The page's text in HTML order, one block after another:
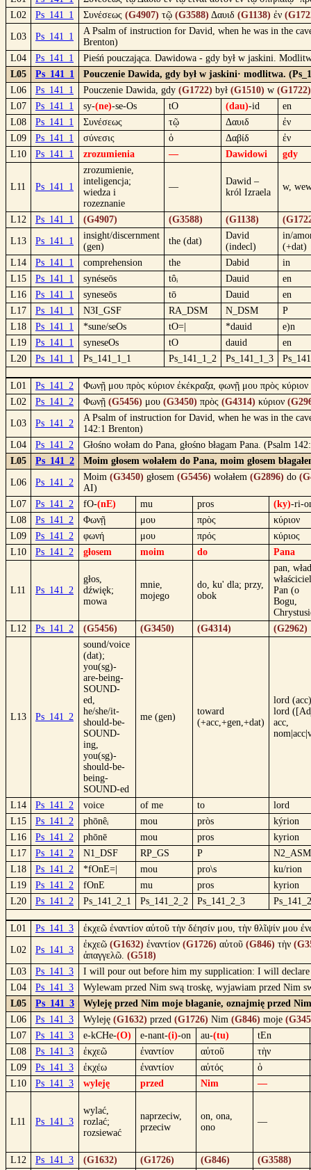
L02
Ps_141_1 Συνέσεως (G4907) τῷ (G3588) Δαυιδ (G1138) ἐν
L03 Ps_141_1
A Psalm of instruction for David, when he was in the
Brenton)
L04
Ps_141_1
Pieśń pouczająca. Dawidowa - gdy był w jaskini.
L05
Ps_141_1
Pouczenie Dawida, gdy był w jaskini· modlitwa.
L06
Ps_141_1 Pouczenie Dawida, gdy (G1722) był (G1510) w (G1722)
L07
Ps_141_1 sy-(ne)-se-Os tO (dau)-id
en
L08
Ps_141_1 Συνέσεως τῷ Δαυιδ
ἐν
L09
Ps_141_1 σύνεσις ὁ Δαβίδ
ἐν
L10
Ps_141_1 zrozumienia — Dawidowi gdy
L11 Ps_141_1
zrozumienie,
inteligencja;
wiedza i
rozeznanie
—
Dawid –
król Izraela
w,
L12 Ps_141_1 (G4907) (G3588) (G1138)
L13 Ps_141_1
insight/discernment
(gen)
the (dat)
David
(indecl)
in/
(+dat)
L14
Ps_141_1 comprehension the Dabid
in
L15
Ps_141_1 synéseōs tôᵢ Dauid
en
L16
Ps_141_1 syneseōs tō Dauid
en
L17
Ps_141_1 N3I_GSF RA_DSM N_DSM
P
L18
Ps_141_1 *sune/seOs tO=| *dauid
e)n
L19
Ps_141_1 syneseOs tO dauid
en
L20
Ps_141_1 Ps_141_1_1 Ps_141_1_2 Ps_141_1_3
L01 Ps_141_2
Φωνῇ μου πρὸς κύριον ἐκέκραξα, φωνῇ μου πρὸς κύριον
L02
Ps_141_2 Φωνῇ (G5456) μου (G3450) πρὸς (G4314) κύριον
L03 Ps_141_2
A Psalm of instruction for David, when he was in the
142:1 Brenton)
L04
Ps_141_2
Głośno wołam do Pana, głośno błagam Pana. (Psalm
L05
Ps_141_2 Moim głosem wołałem do Pana, moim głosem
L06 Ps_141_2
Moim (G3450) głosem (G5456) wołałem (G2896) do
AI)
L07
Ps_141_2 fO-(nE) mu pros (ky)-ri-
L08
Ps_141_2 Φωνῇ μου πρὸς
κύριον
L09
Ps_141_2 φωνή μου πρός
κύριος
L10
Ps_141_2 głosem moim do Pana
L11 Ps_141_2
głos,
dźwięk;
mowa
mnie,
mojego
do, ku' dla; przy,
obok
pan,
Pan (o
Bogu,
L12
Ps_141_2 (G5456) (G3450) (G4314) (G2962)
L13 Ps_141_2
sound/voice
(dat);
you(sg)-
are-being-
SOUND-
ed,
he/she/it-
should-be-
SOUND-
ing,
you(sg)-
should-be-
being-
SOUND-ed
me (gen)
toward
(+acc,+gen,+dat)
lord
lord
acc,
L14 Ps_141_2 voice of me to
lord
L15
Ps_141_2 phōnêᵢ mou pròs
kýrion
L16
Ps_141_2 phōnē mou pros
kyrion
L17
Ps_141_2 N1_DSF RP_GS P
N2_ASM
L18
Ps_141_2 *fOnE=| mou pro\s
ku/rion
L19
Ps_141_2 fOnE mu pros
kyrion
L20
Ps_141_2 Ps_141_2_1 Ps_141_2_2 Ps_141_2_3
L01 Ps_141_3 ἐκχεῶ ἐναντίον αὐτοῦ τὴν δέησίν μου, τὴν θλῖψίν μου
L02 Ps_141_3
ἐκχεῶ (G1632) ἐναντίον (G1726) αὐτοῦ (G846) τὴν
ἀπαγγελῶ. (G518)
L03
Ps_141_3
I will pour out before him my supplication: I will
L04
Ps_141_3
Wylewam przed Nim swą troskę, wyjawiam przed Nim
L05
Ps_141_3
Wyleję przed Nim moje błaganie, oznajmię przed
L06
Ps_141_3 Wyleję (G1632) przed (G1726) Nim (G846) moje
L07
Ps_141_3 e-kCHe-(O) e-nant-(i)-on au-(tu)
tEn
L08
Ps_141_3 ἐκχεῶ ἐναντίον αὐτοῦ
τὴν
L09
Ps_141_3 ἐκχέω ἐναντίον αὐτός
ὁ
L10
Ps_141_3 wyleję przed Nim —
L11 Ps_141_3
wylać,
rozlać;
rozsiewać
naprzeciw,
przeciw
on, ona,
ono
—
L12 Ps_141_3 (G1632) (G1726) (G846) (G3588)